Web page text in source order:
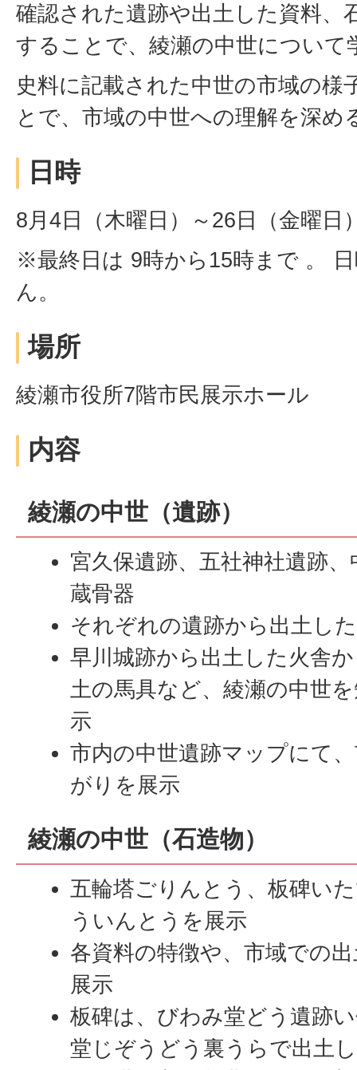
確認された遺跡や出土した資料、
することで、綾瀬の中世について
史料に記載された中世の市域の様
とで、市域の中世への理解を深め
日時
8月4日（木曜日）～26日（金曜日
※最終日は 9時から15時まで 。
ん。
場所
綾瀬市役所7階市民展示ホール
内容
綾瀬の中世（遺跡）
宮久保遺跡、五社神社遺跡
蔵骨器
それぞれの遺跡から出土し
早川城跡から出土した火舎
土の馬具など、綾瀬の中世
示
市内の中世遺跡マップにて
がりを展示
綾瀬の中世（石造物）
五輪塔ごりんとう、板碑い
ういんとうを展示
各資料の特徴や、市域での
展示
板碑は、びわみ堂どう遺跡
堂じぞうどう裏うらで出土